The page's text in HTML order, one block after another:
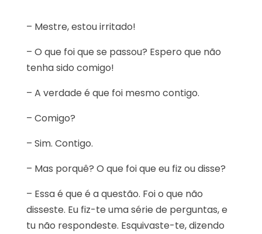
– Mestre, estou irritado!
– O que foi que se passou? Espero que não
tenha sido comigo!
– A verdade é que foi mesmo contigo.
– Comigo?
– Sim. Contigo.
– Mas porquê? O que foi que eu fiz ou disse?
– Essa é que é a questão. Foi o que não
disseste. Eu fiz-te uma série de perguntas, e
tu não respondeste. Esquivaste-te, dizendo